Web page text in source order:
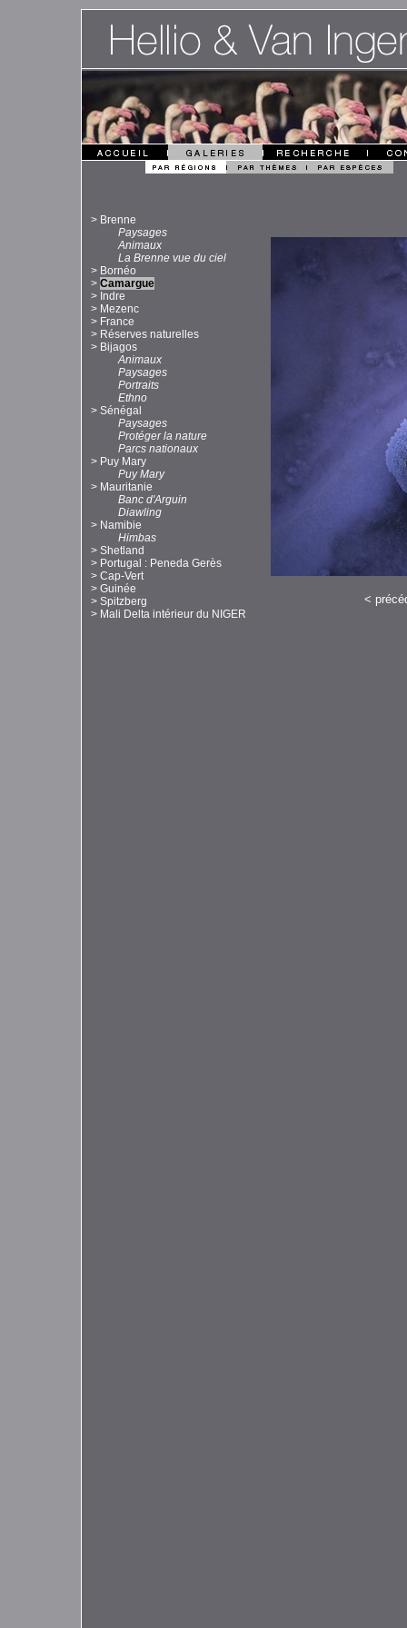
> Brenne
Paysages
Animaux
La Brenne vue du ciel
> Bornéo
> Camargue
> Indre
> Mezenc
> France
> Réserves naturelles
> Bijagos
Animaux
Paysages
Portraits
Ethno
> Sénégal
Paysages
Protéger la nature
Parcs nationaux
> Puy Mary
Puy Mary
> Mauritanie
Banc d'Arguin
Diawling
> Namibie
Himbas
> Shetland
> Portugal : Peneda Gerès
> Cap-Vert
> Guinée
> Spitzberg
> Mali Delta intérieur du NIGER
<